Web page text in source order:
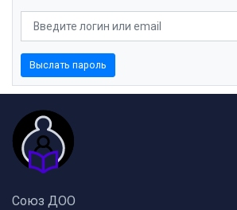
Выслать пароль
Союз ДОО